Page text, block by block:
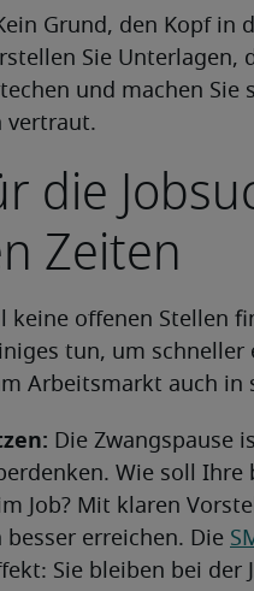
Grund, den Kopf in
Sie Unterlagen,
und machen
vertraut.
die
Zeiten
keine offenen Stellen
tun, um schneller
Arbeitsmarkt auch in
Die Zwangspause
Wie soll
Job? Mit klaren
erreichen. Die
Sie bleiben bei der